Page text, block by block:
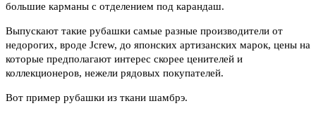
большие карманы с отделением под карандаш.
Выпускают такие рубашки самые разные производители от
недорогих, вроде Jcrew, до японских артизанских марок, цены на
которые предполагают интерес скорее ценителей и
коллекционеров, нежели рядовых покупателей.
Вот пример рубашки из ткани шамбрэ.